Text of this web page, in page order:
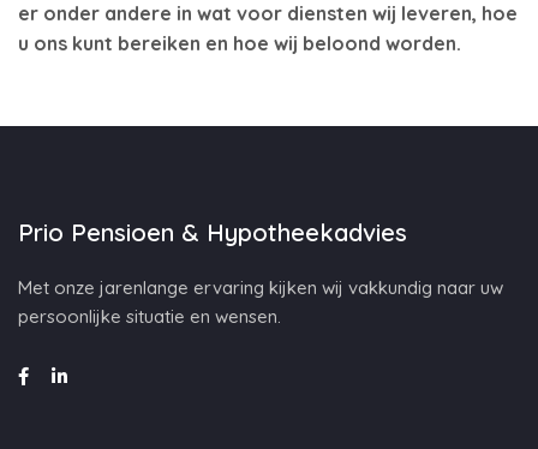
er onder andere in wat voor diensten wij leveren, hoe
u ons kunt bereiken en hoe wij beloond worden.
Prio Pensioen & Hypotheekadvies
Met onze jarenlange ervaring kijken wij vakkundig naar uw
persoonlijke situatie en wensen.